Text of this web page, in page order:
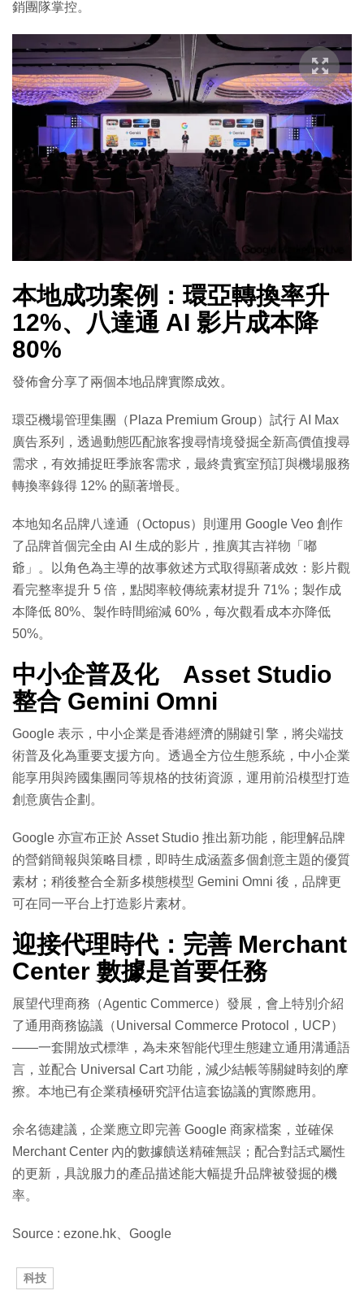
銷團隊掌控。
本地成功案例：環亞轉換率升
12%、八達通 AI 影片成本降
80%
發佈會分享了兩個本地品牌實際成效。
環亞機場管理集團（Plaza Premium Group）試行 AI Max
廣告系列，透過動態匹配旅客搜尋情境發掘全新高價值搜尋
需求，有效捕捉旺季旅客需求，最終貴賓室預訂與機場服務
轉換率錄得 12% 的顯著增長。
本地知名品牌八達通（Octopus）則運用 Google Veo 創作
了品牌首個完全由 AI 生成的影片，推廣其吉祥物「嘟
爺」。以角色為主導的故事敘述方式取得顯著成效：影片觀
看完整率提升 5 倍，點閱率較傳統素材提升 71%；製作成
本降低 80%、製作時間縮減 60%，每次觀看成本亦降低
50%。
中小企普及化 Asset Studio
整合 Gemini Omni
Google 表示，中小企業是香港經濟的關鍵引擎，將尖端技
術普及化為重要支援方向。透過全方位生態系統，中小企業
能享用與跨國集團同等規格的技術資源，運用前沿模型打造
創意廣告企劃。
Google 亦宣布正於 Asset Studio 推出新功能，能理解品牌
的營銷簡報與策略目標，即時生成涵蓋多個創意主題的優質
素材；稍後整合全新多模態模型 Gemini Omni 後，品牌更
可在同一平台上打造影片素材。
迎接代理時代：完善 Merchant
Center 數據是首要任務
展望代理商務（Agentic Commerce）發展，會上特別介紹
了通用商務協議（Universal Commerce Protocol，UCP）
——一套開放式標準，為未來智能代理生態建立通用溝通語
言，並配合 Universal Cart 功能，減少結帳等關鍵時刻的摩
擦。本地已有企業積極研究評估這套協議的實際應用。
余名德建議，企業應立即完善 Google 商家檔案，並確保
Merchant Center 內的數據饋送精確無誤；配合對話式屬性
的更新，具說服力的產品描述能大幅提升品牌被發掘的機
率。
Source : ezone.hk、Google
科技